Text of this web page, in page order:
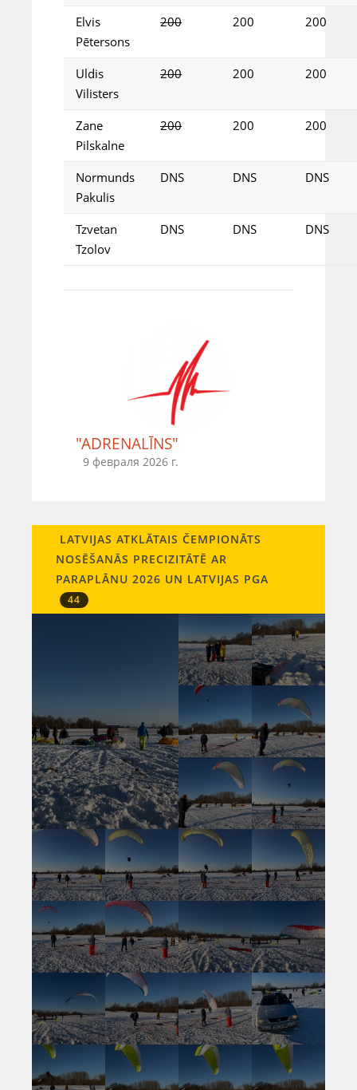
Elvis
Pētersons
200 200 200
Uldis
Vilisters
200 200 200
Zane
Pilskalne
200 200 200
Normunds
Pakulis
DNS DNS DNS
Tzvetan
Tzolov
DNS DNS DNS
"ADRENALĪNS"
9 февраля 2026 г.
LATVIJAS ATKLĀTAIS ČEMPIONĀTS
NOSĒŠANĀS PRECIZITĀTĒ AR
PARAPLĀNU 2026 UN LATVIJAS PGA
44